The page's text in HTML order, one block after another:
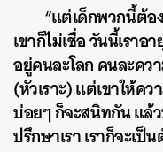
“แต่เด็กพวกนี้ต้อ
เขาก็ไม่เชื่อ วันนี้เรา
อยู่คนละโลก คนละคว
(หัวเราะ) แต่เขาให้ค
บ่อยๆ ก็จะสนิทกัน แล้ว
ปรึกษาเรา เราก็จะเป็